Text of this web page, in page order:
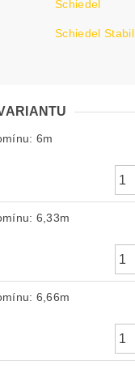
Schiedel
Schiedel Stabil
6m
6,33m
6,66m